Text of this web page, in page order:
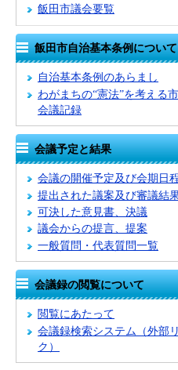
飯田市議会要覧
飯田市自治基本条例について
自治基本条例のあらまし
わがまちの“憲法”を考える
会議記録
会議予定と結果
会議の開催予定及び会期日
提出された議案及び審議結
可決した意見書、決議
議会からの提言、提案
一般質問・代表質問一覧
会議録の閲覧について
閲覧にあたって
会議録検索システム （外部
ク）